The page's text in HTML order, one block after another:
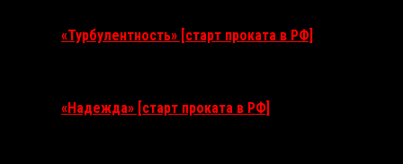
«Турбулентность» [старт проката в РФ]
«Надежда» [старт проката в РФ]